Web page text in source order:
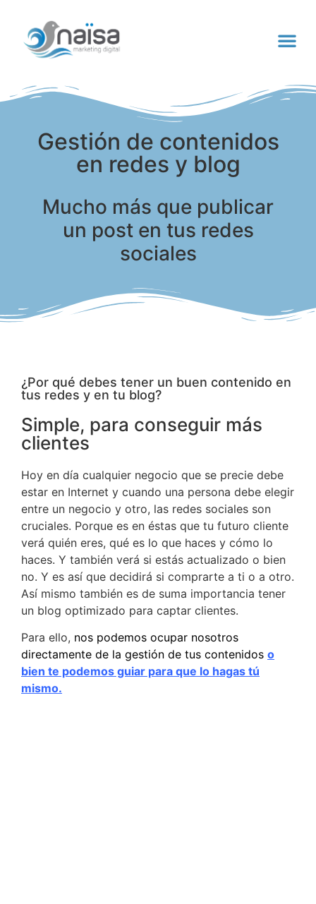
Gestión de contenidos
en redes y blog
Mucho más que publicar
un post en tus redes
sociales
¿Por qué debes tener un buen contenido en
tus redes y en tu blog?
Simple, para conseguir más
clientes
Hoy en día cualquier negocio que se precie debe
estar en Internet y cuando una persona debe elegir
entre un negocio y otro, las redes sociales son
cruciales. Porque es en éstas que tu futuro cliente
verá quién eres, qué es lo que haces y cómo lo
haces. Y también verá si estás actualizado o bien
no. Y es así que decidirá si comprarte a ti o a otro.
Así mismo también es de suma importancia tener
un blog optimizado para captar clientes.
Para ello, nos podemos ocupar nosotros
directamente de la gestión de tus contenidos o
bien te podemos guiar para que lo hagas tú
mismo.